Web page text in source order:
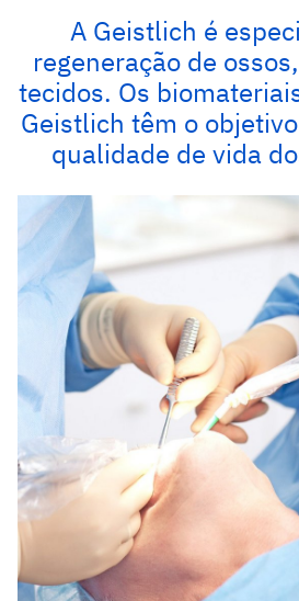
A Geistlich é
regeneração de
tecidos. Os
Geistlich têm o
qualidade de vida